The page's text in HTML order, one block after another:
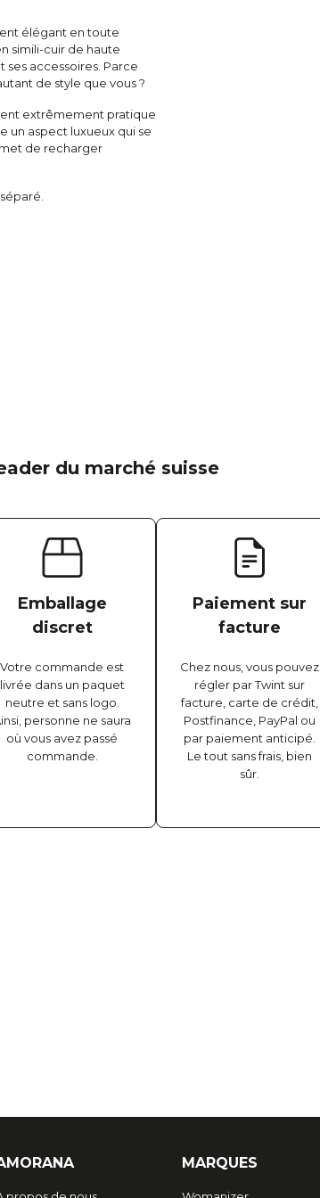
élégant en toute
simili-cuir de haute
accessoires. Parce
de style que vous ?
extrêmement pratique
un aspect luxueux qui se
de recharger
du marché suisse
Emballage
discret
Votre commande est
livrée dans un paquet
neutre et sans logo.
personne ne saura
où vous avez passé
commande.
Paiement sur
facture
Chez nous, vous pouvez
régler par Twint sur
facture, carte de crédit,
Postfinance, PayPal ou
par paiement anticipé.
Le tout sans frais, bien
sûr.
MARQUES